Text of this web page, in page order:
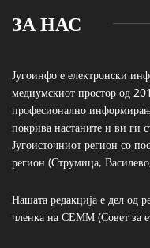
ЗА НАС
Југоинфо е електронски
медиумскиот простор од
професионално
покрива настаните и ви ги
Југоисточниот регион со
регион (Струмица,
Нашата редакција е дел од
членка на СЕММ (Совет за